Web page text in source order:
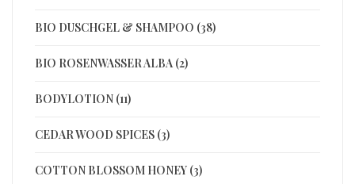
BIO DUSCHGEL & SHAMPOO (38)
BIO ROSENWASSER ALBA (2)
BODYLOTION (11)
CEDAR WOOD SPICES (3)
COTTON BLOSSOM HONEY (3)